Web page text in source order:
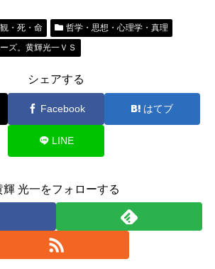
・死・命
哲学・思想・心理学・真理
ズ。黄輝光一ＶＳ
シェアする
Facebook はてブ
LINE
輝 光一をフォローする